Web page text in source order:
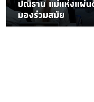
ปณิธาน แม่แห่งแผ่น
มองร่วมสมัย